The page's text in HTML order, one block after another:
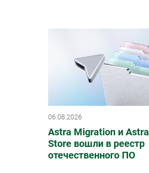
06.08.2026
Astra Migration и Astra
Store вошли в реестр
отечественного ПО